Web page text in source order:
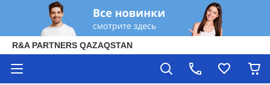
R&A PARTNERS QAZAQSTAN